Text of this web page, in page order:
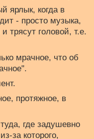
ярлык, когда в
- просто музыка,
трясут головой, т.е.
мрачное, что об
протяжное, в
где задушевно
за которого,